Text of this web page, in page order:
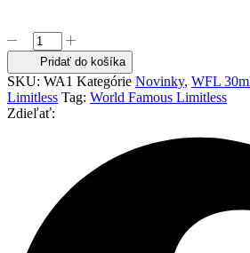
množstvo
World
Famous
Limitless
-
Bright
Pridať do košíka
SKU: WA1 Kategórie Novinky, WFL
Limitless Tag: World Famous Limitless
Zdieľať: